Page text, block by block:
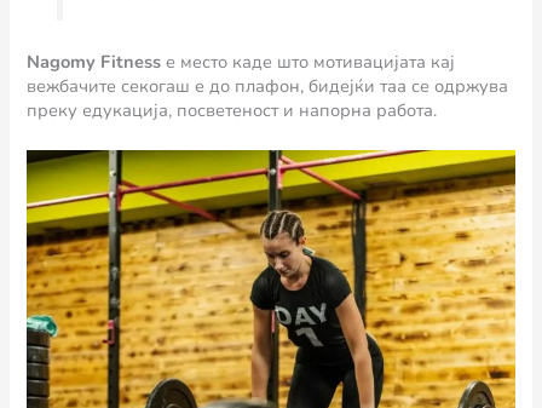
Nagomy Fitness е место каде што мотивацијата кај
вежбачите секогаш е до плафон, бидејќи таа се одржува
преку едукација, посветеност и напорна работа.